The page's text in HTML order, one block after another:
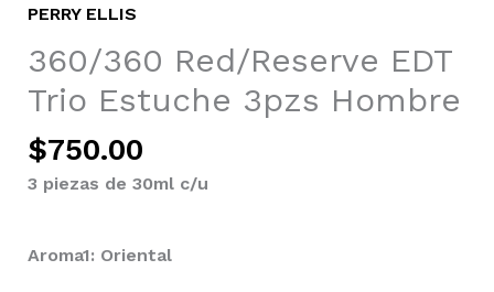
PERRY ELLIS
360/360 Red/Reserve EDT
Trio Estuche 3pzs Hombre
$750.00
3 piezas de 30ml c/u
Aroma1: Oriental